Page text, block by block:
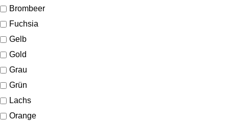
Brombeer
Fuchsia
Gelb
Gold
Grau
Grün
Lachs
Orange